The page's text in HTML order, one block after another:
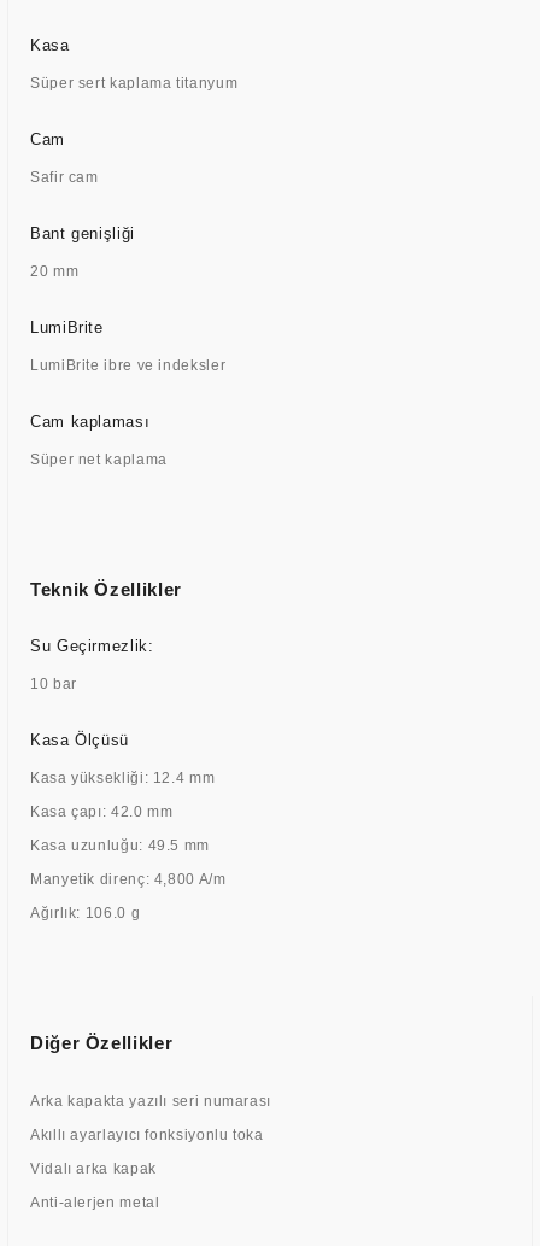
Kasa
Süper sert kaplama titanyum
Cam
Safir cam
Bant genişliği
20 mm
LumiBrite
LumiBrite ibre ve indeksler
Cam kaplaması
Süper net kaplama
Teknik Özellikler
Su Geçirmezlik:
10 bar
Kasa Ölçüsü
Kasa yüksekliği: 12.4 mm
Kasa çapı: 42.0 mm
Kasa uzunluğu: 49.5 mm
Manyetik direnç: 4,800 A/m
Ağırlık: 106.0 g
Diğer Özellikler
Arka kapakta yazılı seri numarası
Akıllı ayarlayıcı fonksiyonlu toka
Vidalı arka kapak
Anti-alerjen metal